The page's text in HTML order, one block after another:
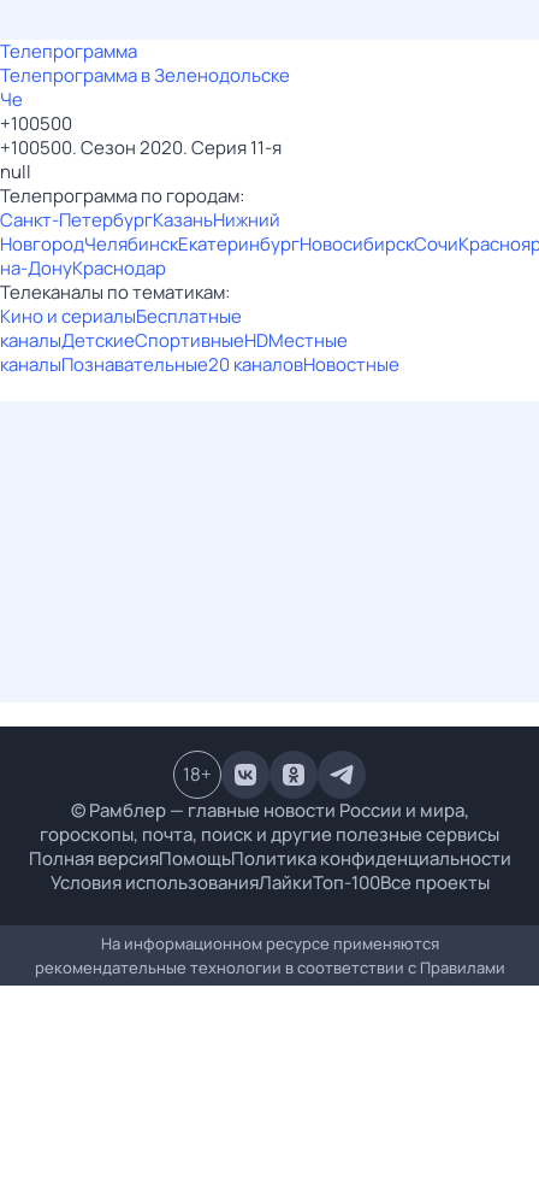
Телепрограмма
Телепрограмма в Зеленодольске
Че
+100500
+100500. Сезон 2020. Серия 11-я
null
Телепрограмма по городам:
Санкт-ПетербургКазаньНижний
НовгородЧелябинскЕкатеринбургНовосибирскСочи
на-ДонуКраснодар
Телеканалы по тематикам:
Кино и сериалыБесплатные
каналыДетскиеСпортивныеHDМестные
каналыПознавательные20 каналовНовостные
© Рамблер — главные новости России и мира,
гороскопы, почта, поиск и другие полезные сервисы
Полная версияПомощьПолитика конфиденциальности
Условия использованияЛайкиТоп-100Все проекты
18+
На информационном ресурсе применяются
рекомендательные технологии в соответствии с Правилами